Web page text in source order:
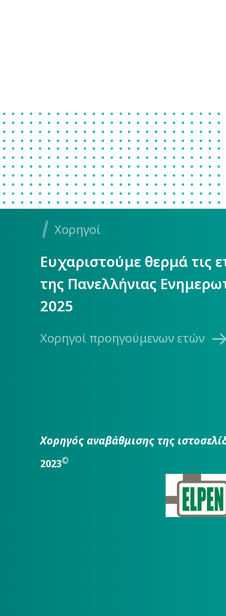
Χορηγοί
Ευχαριστούμε θερμά τις
της Πανελλήνιας
2025
Χορηγοί προηγούμενων ετών
Χορηγός αναβάθμισης της
2023©